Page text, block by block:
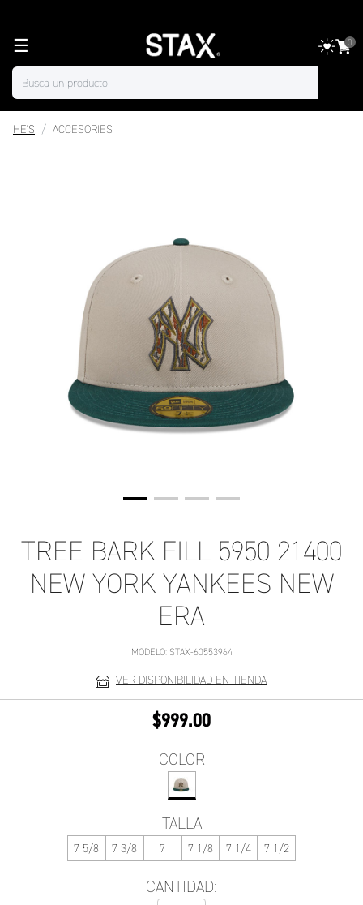
☰ 0
HE'S ACCESORIES
TREE BARK FILL 5950 21400
NEW YORK YANKEES NEW
ERA
MODELO: STAX-60553964
VER DISPONIBILIDAD EN TIENDA
$999.00
COLOR
TALLA
7 5/8 7 3/8 7 7 1/8 7 1/4 7 1/2
CANTIDAD: